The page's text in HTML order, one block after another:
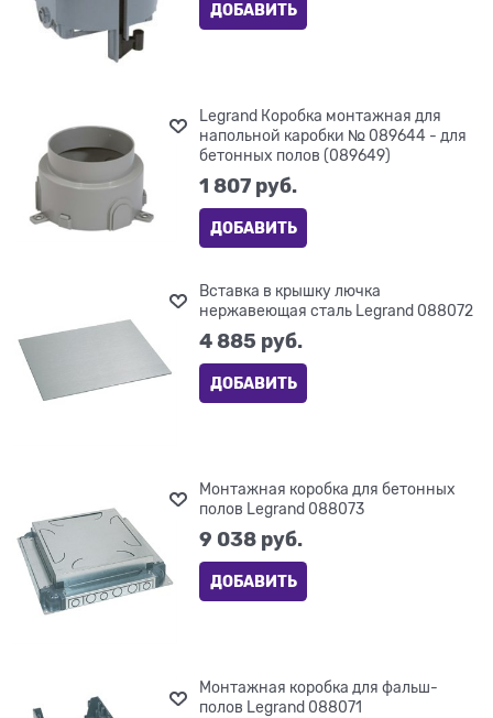
ДОБАВИТЬ
Legrand Коробка монтажная для
напольной каробки № 089644 - для
бетонных полов (089649)
1 807 руб.
ДОБАВИТЬ
Вставка в крышку лючка
нержавеющая сталь Legrand 088072
4 885 руб.
ДОБАВИТЬ
Монтажная коробка для бетонных
полов Legrand 088073
9 038 руб.
ДОБАВИТЬ
Монтажная коробка для фальш-
полов Legrand 088071